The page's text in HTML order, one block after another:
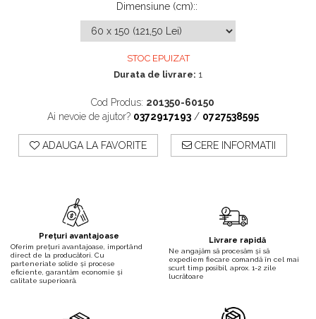
Dimensiune (cm)::
STOC EPUIZAT
Durata de livrare: 1
Cod Produs: 201350-60150
Ai nevoie de ajutor? 0372917193 / 0727538595
ADAUGA LA FAVORITE CERE INFORMATII
Prețuri avantajoase
Oferim prețuri avantajoase, importând
direct de la producători. Cu
parteneriate solide și procese
eficiente, garantăm economie și
calitate superioară.
Livrare rapidă
Ne angajăm să procesăm și să
expediem fiecare comandă în cel mai
scurt timp posibil, aprox. 1-2 zile
lucrătoare